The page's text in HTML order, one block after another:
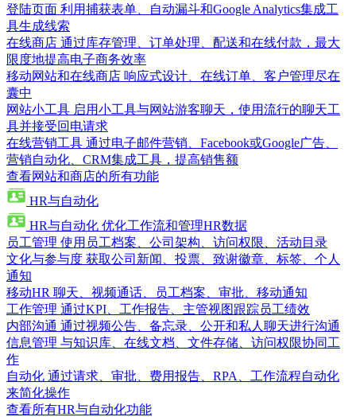
登陆页面 利用捕获表单、自动漏斗和Google Analytics集成工
具生成线索
在线商店 通过库存管理、订单处理、配送和在线付款，最大
限度地提高电子商务效率
移动网站和在线商店 响应式设计、在线订单、客户管理尽在
囊中
网站小工具 启用小工具与网站游客聊天，使用流行的聊天工
具并接受回电请求
在线营销工具 通过电子邮件营销、Facebook或Google广告、
营销自动化、CRM集成工具，提高销售额
查看网站和商店的所有功能
HR与自动化
HR与自动化 优化工作流和管理HR数据
员工管理 使用员工档案、公司架构、访问权限、活动目录
文化与参与度 获取公司新闻、投票、致谢徽章、标签、个人
通知
移动HR 聊天、视频通话、员工档案、审批、移动通知
工作管理 通过KPI、工作报告、主管视图跟踪员工绩效
内部沟通 通过视频公告、备忘录、公开和私人聊天进行沟通
信息管理 与知识库、在线文档、文件存储、访问权限协同工
作
自动化 通过请求、审批、费用报告、RPA、工作流程自动化
来简化操作
查看所有HR与自动化功能